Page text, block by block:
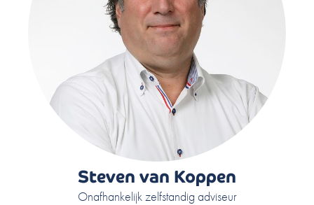
Steven van Koppen
Onafhankelijk zelfstandig adviseur